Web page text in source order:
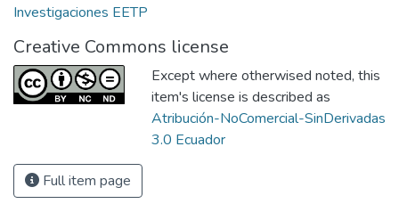
Investigaciones EETP
Creative Commons license
Except where otherwised noted, this
item's license is described as
Atribución-NoComercial-SinDerivadas
3.0 Ecuador
Full item page